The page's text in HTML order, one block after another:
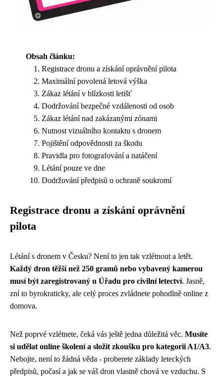
Obsah článku:
Registrace dronu a získání oprávnění pilota
Maximální povolená letová výška
Zákaz létání v blízkosti letišť
Dodržování bezpečné vzdálenosti od osob
Zákaz létání nad zakázanými zónami
Nutnost vizuálního kontaktu s dronem
Pojištění odpovědnosti za škodu
Pravidla pro fotografování a natáčení
Létání pouze ve dne
Dodržování předpisů o ochraně soukromí
Registrace dronu a získání oprávnění
pilota
Létání s dronem v Česku? Není to jen tak vzlétnout a letět.
Každý dron těžší než 250 gramů nebo vybavený kamerou
musí být zaregistrovaný u Úřadu pro civilní letectví. Jasně,
zní to byrokraticky, ale celý proces zvládnete pohodlně online z
domova.
Než poprvé vzlétnete, čeká vás ještě jedna důležitá věc. Musíte
si udělat online školení a složit zkoušku pro kategorii A1/A3.
Nebojte, není to žádná věda - proberete základy leteckých
předpisů, počasí a jak se váš dron vlastně chová ve vzduchu. S